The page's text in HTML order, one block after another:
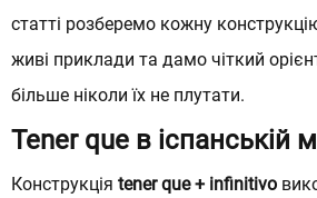
статті розберемо кожну
живі приклади та дамо чіткий
більше ніколи їх не плутати.
Tener que в іспанській
Конструкція tener que + infinitivo